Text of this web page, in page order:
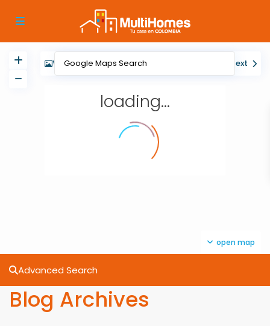
loading...
open map
View My Location Next
Advanced Search
Blog Archives